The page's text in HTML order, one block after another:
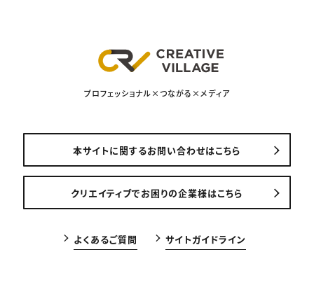
プロフェッショナル×つながる×メディア
本サイトに関するお問い合わせはこちら
クリエイティブでお困りの企業様はこちら
よくあるご質問 サイトガイドライン